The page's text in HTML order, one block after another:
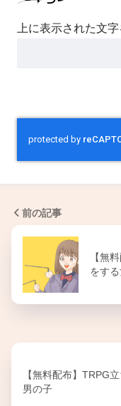
上に表示された文
前の記事
【無
をす
【無料配布】TRPG
男の子